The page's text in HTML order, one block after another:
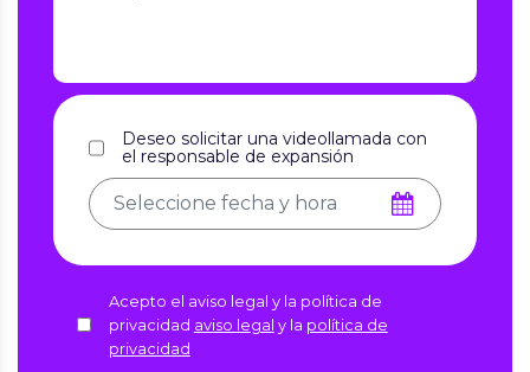
Deseo solicitar una videollamada con
el responsable de expansión
Acepto el aviso legal y la política de
privacidad aviso legal y la política de
privacidad